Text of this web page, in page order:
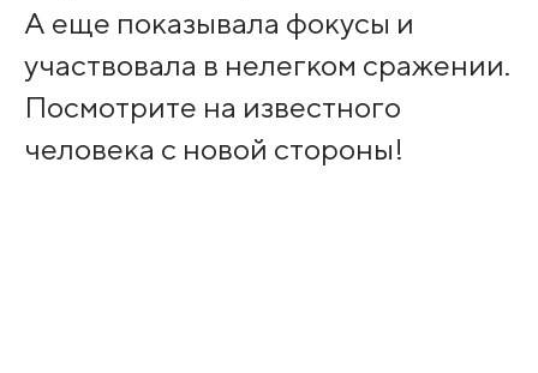
А еще показывала фокусы и
участвовала в нелегком сражении.
Посмотрите на известного
человека с новой стороны!